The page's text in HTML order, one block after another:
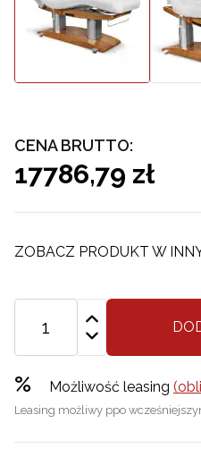
CENA BRUTTO:
17786,79 zł
ZOBACZ PRODUKT W
% Możliwość leasing
Leasing możliwy ppo